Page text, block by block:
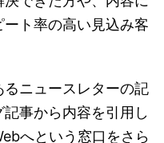
ト率の高い見込み客
ニュースレターの記
事から内容を引用し
へという窓口をさら